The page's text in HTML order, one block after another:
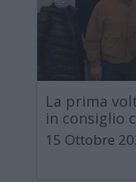
La prima
in consiglio
15 Ottobre